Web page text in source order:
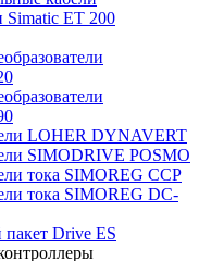
ET 200
LOHER DYNAVERT
SIMODRIVE POSMO
тока SIMOREG CCP
тока SIMOREG DC-
Drive ES